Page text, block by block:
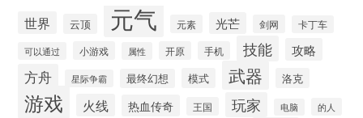
世界 云顶 元气 元素 光芒 剑网 卡丁车
可以通过 小游戏 属性 开原 手机 技能 攻略
方舟 星际争霸 最终幻想 模式 武器 洛克
游戏 火线 热血传奇 王国 玩家 电脑 的人